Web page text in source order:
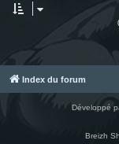
Index du forum
Développé
Breizh